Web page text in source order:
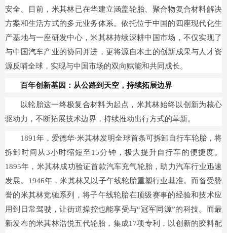
安全。目前，米其林已在华建立涵盖轮胎、聚合物复合材料解决
方案和生活方式的多元业务体系。依托位于中国的四座现代化生
产基地与一座研发中心，米其林持续深耕中国市场，不仅实现了
与中国汽车产业的协同并进，更将源自本土的创新成果与人才资
源反哺全球，实现与中国市场的双向赋能和共同成长。
百年创新基因：从公路到天空，持续拓展边界
以轮胎这一终极复合材料为起点，米其林始终以创新为核心
驱动力，不断拓展技术边界，持续推动出行方式的革新。
1891年，爱德华·米其林发明全球首条可拆卸自行车轮胎，将
拆卸时间从3小时缩短至15分钟，极大提升自行车的便捷度。
1895年，米其林成功验证首款汽车充气轮胎，助力汽车行业迅速
发展。1946年，米其林又以子午线轮胎重塑行业基准。而备受赞
誉的米其林竞驰系列，将子午线轮胎在顶级赛事的经验和技术应
用到日常驾驶，让街道操控也能享受与“冠军同源”的科技。而最
新发布的米其林浩悦五代轮胎，集成17项专利，以创新的胶料配